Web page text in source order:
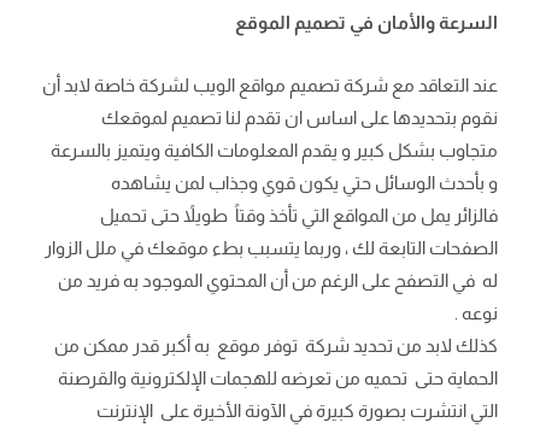
السرعة والأمان في تصميم الموقع
عند التعاقد مع شركة تصميم مواقع الويب لشركة خاصة لابد أن
نقوم بتحديدها على اساس ان تقدم لنا تصميم لموقعك
متجاوب بشكل كبير و يقدم المعلومات الكافية ويتميز بالسرعة
و بأحدث الوسائل حتي يكون قوي وجذاب لمن يشاهده
فالزائر يمل من المواقع التي تأخذ وقتاً طويلاً حتى تحميل
الصفحات التابعة لك ، وربما يتسبب بطء موقعك في ملل الزوار
له في التصفح على الرغم من أن المحتوي الموجود به فريد من
نوعه .
كذلك لابد من تحديد شركة توفر موقع به أكبر قدر ممكن من
الحماية حتى تحميه من تعرضه للهجمات الإلكترونية والقرصنة
التي انتشرت بصورة كبيرة في الآونة الأخيرة على الإنترنت